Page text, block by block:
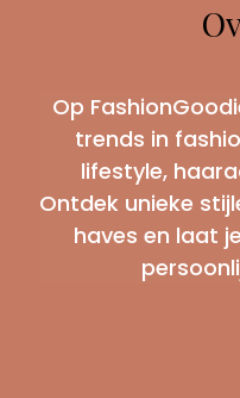
Op
trends in
lifestyle,
Ontdek unieke
haves en laat